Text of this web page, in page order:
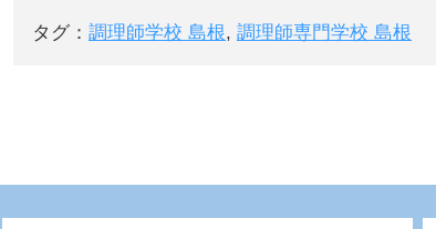
タグ： 調理師学校 島根, 調理師専門学校 島根